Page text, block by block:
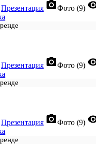
Презентация photo_cameraФото (9)
Презентация photo_cameraФото (9)
Презентация photo_cameraФото (9)